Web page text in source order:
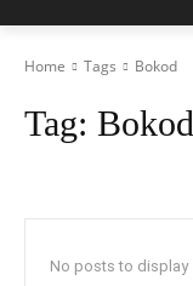
Home Tags Bokod
Tag: Bokod
No posts to display